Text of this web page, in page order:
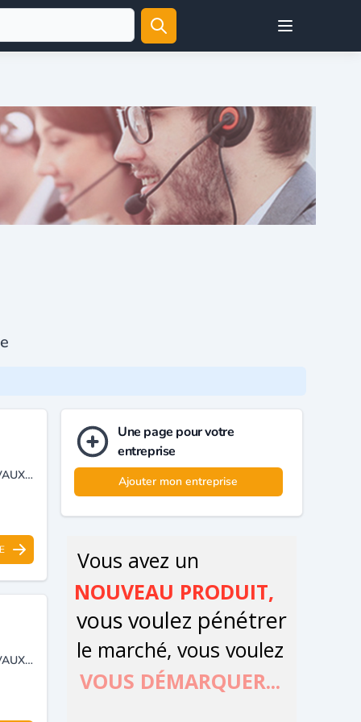
Open user menu
ENTREPRISE SPÉCIALISÉE DANS LE FORAGE HYDRAULIQUE, LES TRAVAUX ÉLECTROMÉCANIQUES, AINSI QUE LA RÉALISATION DE TRAVAUX PUBLICS ET HYDRAULIQUES.
ENTREPRISE SPÉCIALISÉE DANS LE FORAGE HYDRAULIQUE, LES TRAVAUX ÉLECTROMÉCANIQUES, AINSI QUE LA RÉALISATION DE TRAVAUX PUBLICS ET HYDRAULIQUES.
Une page pour votre
entreprise
Ajouter mon entreprise